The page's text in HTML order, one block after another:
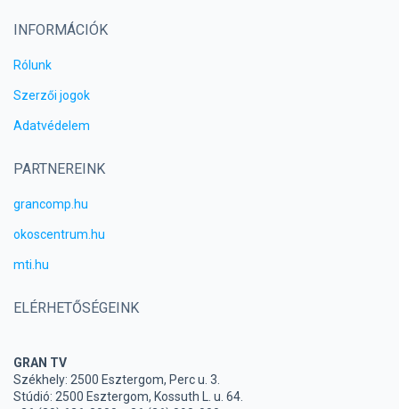
INFORMÁCIÓK
Rólunk
Szerzői jogok
Adatvédelem
PARTNEREINK
grancomp.hu
okoscentrum.hu
mti.hu
ELÉRHETŐSÉGEINK
GRAN TV
Székhely: 2500 Esztergom, Perc u. 3.
Stúdió: 2500 Esztergom, Kossuth L. u. 64.